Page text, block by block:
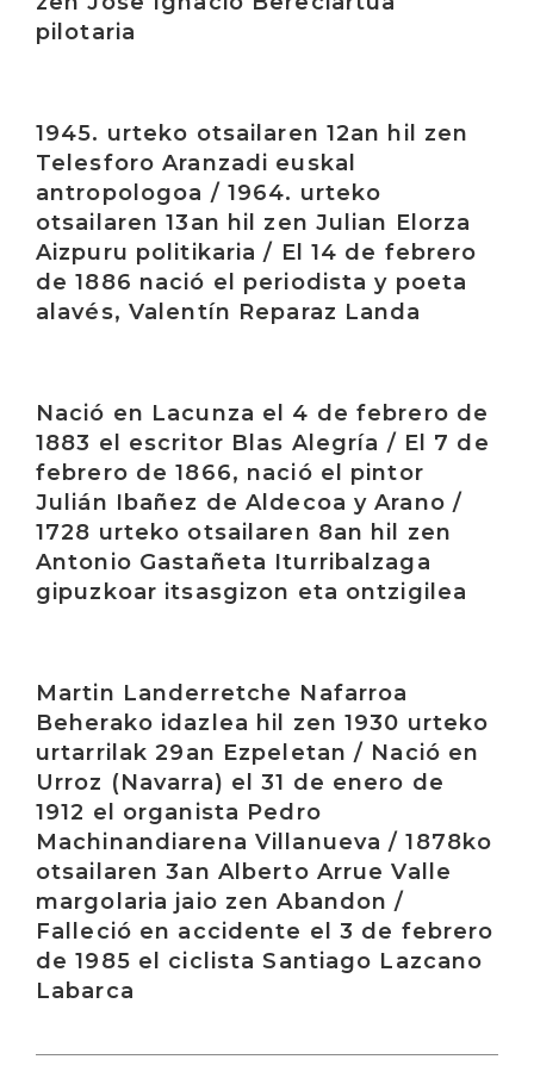
pilotaria
1945. urteko otsailaren 12an hil zen
Telesforo Aranzadi euskal
antropologoa / 1964. urteko
otsailaren 13an hil zen Julian Elorza
Aizpuru politikaria / El 14 de febrero
de 1886 nació el periodista y poeta
alavés, Valentín Reparaz Landa
Nació en Lacunza el 4 de febrero de
1883 el escritor Blas Alegría / El 7 de
febrero de 1866, nació el pintor
Julián Ibañez de Aldecoa y Arano /
1728 urteko otsailaren 8an hil zen
Antonio Gastañeta Iturribalzaga
gipuzkoar itsasgizon eta ontzigilea
Martin Landerretche Nafarroa
Beherako idazlea hil zen 1930 urteko
urtarrilak 29an Ezpeletan / Nació en
Urroz (Navarra) el 31 de enero de
1912 el organista Pedro
Machinandiarena Villanueva / 1878ko
otsailaren 3an Alberto Arrue Valle
margolaria jaio zen Abandon /
Falleció en accidente el 3 de febrero
de 1985 el ciclista Santiago Lazcano
Labarca